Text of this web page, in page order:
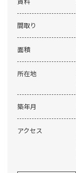
間取り
面積
所在地
築年月
アクセス